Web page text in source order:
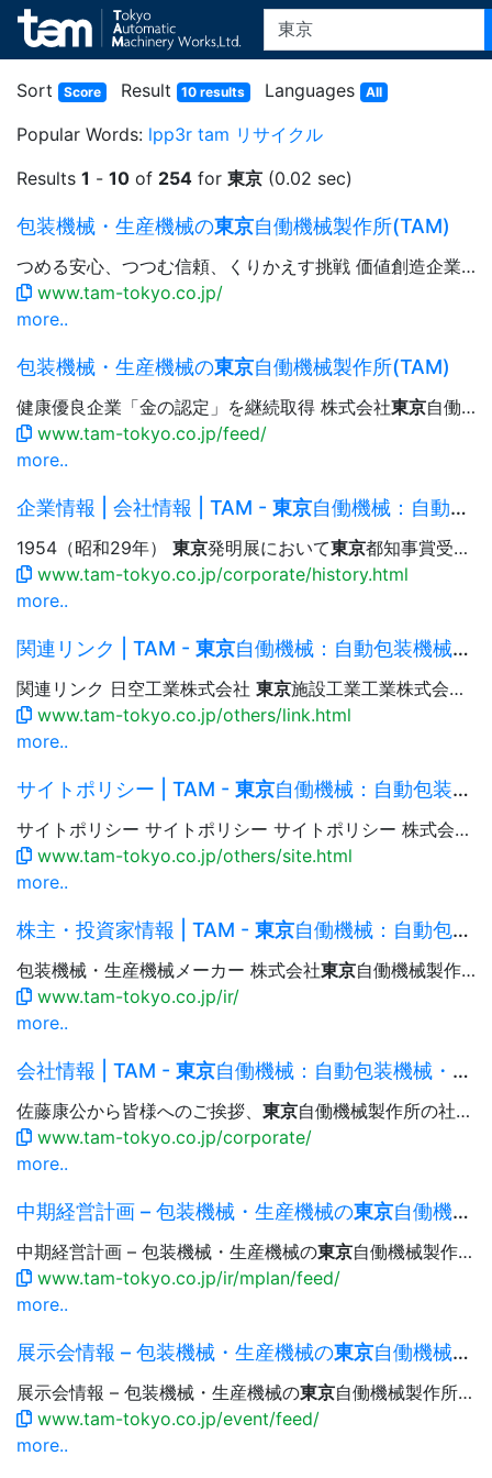
Sort Score Result 10 results Languages All
Popular Words: lpp3r tam リサイクル
Results 1 - 10 of 254 for 東京 (0.02 sec)
包装機械・生産機械の東京自働機械製作所(TAM)
つめる安心、つつむ信頼、くりかえす挑戦 価値創造企業、
www.tam-tokyo.co.jp/
more..
包装機械・生産機械の東京自働機械製作所(TAM)
健康優良企業「金の認定」を継続取得 株式会社東京自働機械製作所は、健康企業宣言
www.tam-tokyo.co.jp/feed/
more..
企業情報 | 会社情報 | TAM - 東京自働機械：自動包装機械・生産機械
1954（昭和29年） 東京発明展において東京都知事賞受賞 通産大臣賞受賞（ロールフィルム機） 1958（昭和33年）
www.tam-tokyo.co.jp/corporate/history.html
more..
関連リンク | TAM - 東京自働機械：自動包装機械・生産機械
関連リンク 日空工業株式会社 東京施設工業工業株式会社 一般社団法人 日本包装機械工業会
www.tam-tokyo.co.jp/others/link.html
more..
サイトポリシー | TAM - 東京自働機械：自動包装機械・生産機械
サイトポリシー サイトポリシー サイトポリシー 株式会社
www.tam-tokyo.co.jp/others/site.html
more..
株主・投資家情報 | TAM - 東京自働機械：自動包装機械・生産機械
包装機械・生産機械メーカー 株式会社東京自働機械製作所 Language 日本語 English 简体中文 繁體中文 한국어...
www.tam-tokyo.co.jp/ir/
more..
会社情報 | TAM - 東京自働機械：自動包装機械・生産機械
佐藤康公から皆様へのご挨拶、 東京自働機械製作所の社是、行動指針についてご紹介します。 社長挨拶 社 是 行動指針 企業情報
www.tam-tokyo.co.jp/corporate/
more..
中期経営計画 – 包装機械・生産機械の東京自働機械製作所(TAM)
中期経営計画 – 包装機械・生産機械の東京自働機械製作所(TAM) 中期経営計画資料（2024年度〜2026年度） 中期...中期経営計画資料（2015年度〜2017年度） 中期経営計画 – 包装機械・生産機械の
www.tam-tokyo.co.jp/ir/mplan/feed/
more..
展示会情報 – 包装機械・生産機械の東京自働機械製作所(TAM)
展示会情報 – 包装機械・生産機械の東京自働機械製作所(TAM) SCAJ ワールド スペシャルティコーヒー カンファレンス...2025沖縄（うちなー）パック 展示会情報 – 包装機械・生産機械の
www.tam-tokyo.co.jp/event/feed/
more..